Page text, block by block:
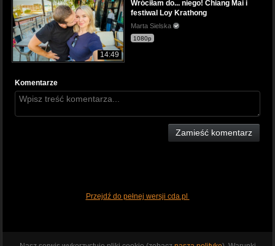
14:49
Wróciłam do... niego! Chiang Mai i
festiwal Loy Krathong
Marta Sielska
1080p
Komentarze
Zamieść komentarz
Przejdź do pełnej wersji cda.pl